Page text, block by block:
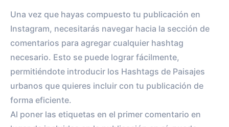
Una vez que hayas compuesto tu publicación en
Instagram, necesitarás navegar hacia la sección de
comentarios para agregar cualquier hashtag
necesario. Esto se puede lograr fácilmente,
permitiéndote introducir los Hashtags de Paisajes
urbanos que quieres incluir con tu publicación de
forma eficiente.
Al poner las etiquetas en el primer comentario en